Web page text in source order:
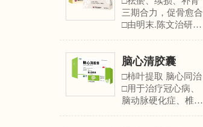
科学(第十一版)》等
医学著作及教材推荐
的骨折、软组织损
伤、椎间盘突出、关
节炎、半月板损伤、
股骨头坏死、 骨质增
生性疾病…
三期合力，促骨愈合
□由明末.陈文治研
□《中西医结合骨伤
科学(第十一版)》等
医学著作及教材推荐
用药
脑心清胶囊
□柿叶提取 脑心同治
□用于治疗冠心病、
脑动脉硬化症、椎-